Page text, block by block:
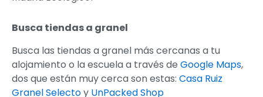
Busca tiendas a granel
Busca las tiendas a granel más cercanas a tu
alojamiento o la escuela a través de Google Maps,
dos que están muy cerca son estas: Casa Ruiz
Granel Selectoy UnPacked Shop